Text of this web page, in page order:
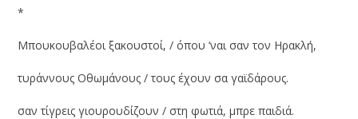
*
Μπουκουβαλέοι ξακουστοί, / όπου ‘ναι σαν τον Ηρακλή,
τυράννους Οθωμάνους / τους έχουν σα γαϊδάρους.
σαν τίγρεις γιουρουδίζουν / στη φωτιά, μπρε παιδιά.